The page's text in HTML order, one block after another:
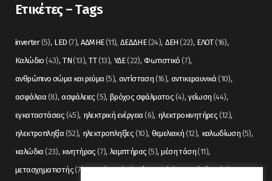
Ετικέτες – Tags
inverter(5) LED (7) ΑΔΜΗΕ(11) ΔΕΔΔΗΕ(24) ΔΕΗ (22) ΕΛΟΤ(16)
Καλώδιο (43) ΤΝ(13) ΤΤ(13) ΥΔΕ(22) Φωτιστικό (7)
ανθρώπινο σώμα και ρεύμα (5) αντίσταση (16) αντικεραυνικά (10)
ασφάλεια (8) ασφάλειες (5) βρόχος σφάλματος (4) γείωση (44)
εγκαταστάσεις (45) ηλεκτρική ενέργεια (6) ηλεκτροκινητήρες (12)
ηλεκτροπληξία (52) ηλεκτροπληξίες (10) θεμελιακή (12) καλωδίωση (5)
καλώδια (23) κινητήρας (7) λαμπτήρας (5) μέση τάση(11)
μετασχηματιστής(7) μετρήσεις(12) μόνωση(6) οπτικές ίνες(11)